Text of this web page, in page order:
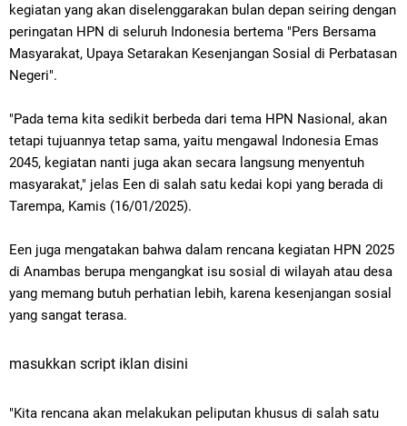
kegiatan yang akan diselenggarakan bulan depan seiring dengan
peringatan HPN di seluruh Indonesia bertema "Pers Bersama
Masyarakat, Upaya Setarakan Kesenjangan Sosial di Perbatasan
Negeri".
"Pada tema kita sedikit berbeda dari tema HPN Nasional, akan
tetapi tujuannya tetap sama, yaitu mengawal Indonesia Emas
2045, kegiatan nanti juga akan secara langsung menyentuh
masyarakat," jelas Een di salah satu kedai kopi yang berada di
Tarempa, Kamis (16/01/2025).
Een juga mengatakan bahwa dalam rencana kegiatan HPN 2025
di Anambas berupa mengangkat isu sosial di wilayah atau desa
yang memang butuh perhatian lebih, karena kesenjangan sosial
yang sangat terasa.
masukkan script iklan disini
"Kita rencana akan melakukan peliputan khusus di salah satu